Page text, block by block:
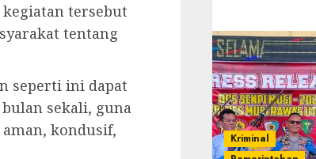
tersebut
tentang
seperti ini dapat
sekali, guna
kondusif,
Kriminal